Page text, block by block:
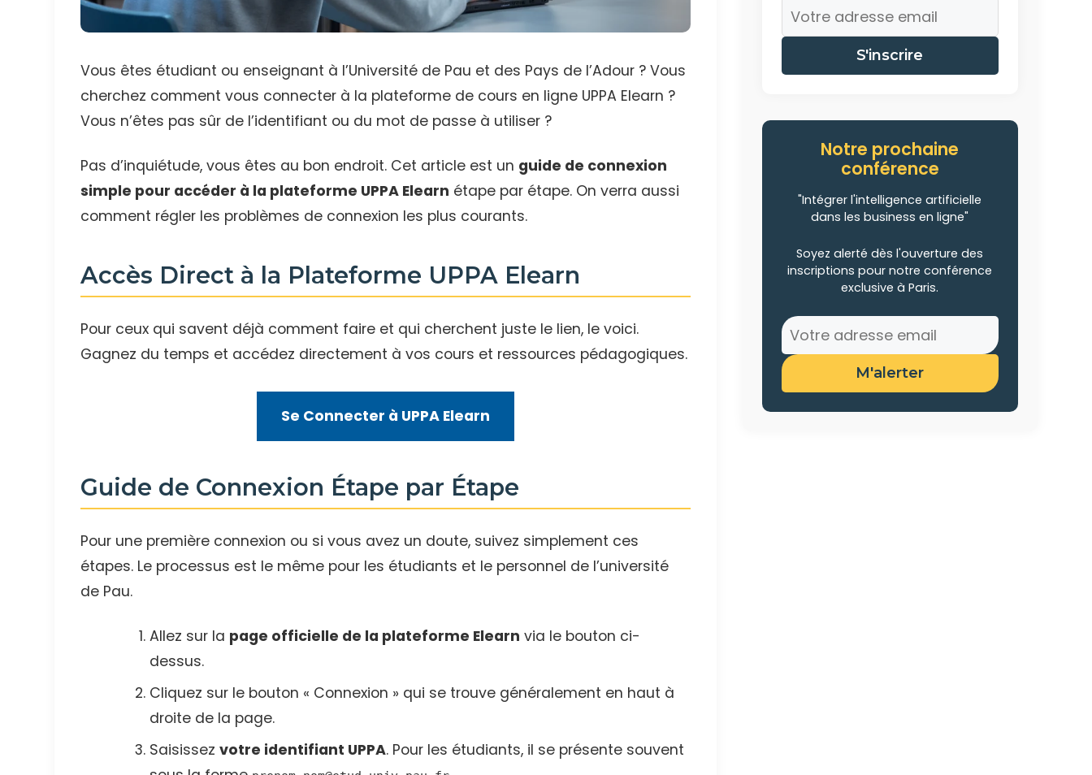
Vous êtes étudiant ou enseignant à l’Université de Pau et des Pays de l’Adour ? Vous
cherchez comment vous connecter à la plateforme de cours en ligne UPPA Elearn ?
Vous n’êtes pas sûr de l’identifiant ou du mot de passe à utiliser ?
Pas d’inquiétude, vous êtes au bon endroit. Cet article est un guide de connexion
simple pour accéder à la plateforme UPPA Elearn étape par étape. On verra aussi
comment régler les problèmes de connexion les plus courants.
Accès Direct à la Plateforme UPPA Elearn
Pour ceux qui savent déjà comment faire et qui cherchent juste le lien, le voici.
Gagnez du temps et accédez directement à vos cours et ressources pédagogiques.
Se Connecter à UPPA Elearn
Guide de Connexion Étape par Étape
Pour une première connexion ou si vous avez un doute, suivez simplement ces
étapes. Le processus est le même pour les étudiants et le personnel de l’université
de Pau.
Allez sur la page officielle de la plateforme Elearn via le bouton ci-
dessus.
Cliquez sur le bouton « Connexion » qui se trouve généralement en haut à
droite de la page.
Saisissez votre identifiant UPPA. Pour les étudiants, il se présente souvent
S'inscrire
Notre prochaine
conférence
"Intégrer l'intelligence artificielle
dans les business en ligne"
Soyez alerté dès l'ouverture des
inscriptions pour notre conférence
exclusive à Paris.
M'alerter